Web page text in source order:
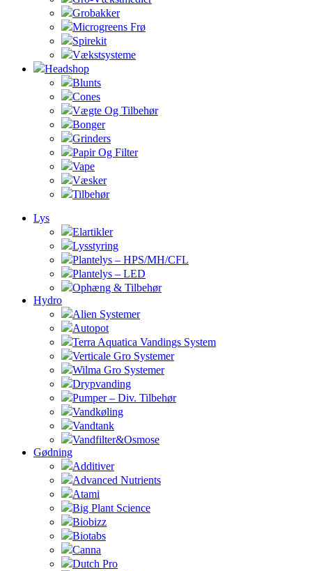
Grobakker
Microgreens Frø
Spirekit
Vækstsysteme
Headshop
Blunts
Cones
Vægte Og Tilbehør
Bonger
Grinders
Papir Og Filter
Vape
Væsker
Tilbehør
Lys
Elartikler
Lysstyring
Plantelys – HPS/MH/CFL
Plantelys – LED
Ophæng & Tilbehør
Hydro
Alien Systemer
Autopot
Terra Aquatica Vandings System
Verticale Gro Systemer
Wilma Gro Systemer
Drypvanding
Pumper – Div. Tilbehør
Vandkøling
Vandtank
Vandfilter&Osmose
Gødning
Additiver
Advanced Nutrients
Atami
Big Plant Science
Biobizz
Biotabs
Canna
Dutch Pro